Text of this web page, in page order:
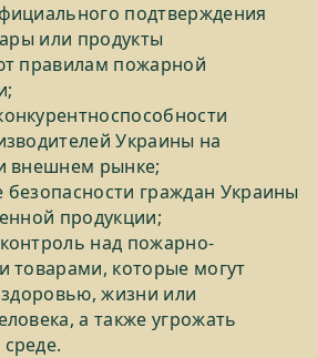
подтверждения
или продукты
правилам пожарной
Украины на
внешнем рынке;
граждан Украины
продукции;
над пожарно-
товарами, которые могут
здоровью, жизни или
а также угрожать